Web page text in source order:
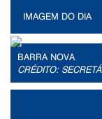
IMAGEM DO DIA
BARRA NOVA
CRÉDITO: